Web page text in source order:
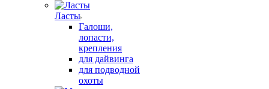
Ласты
Галоши,
лопасти,
крепления
для дайвинга
для подводной
охоты